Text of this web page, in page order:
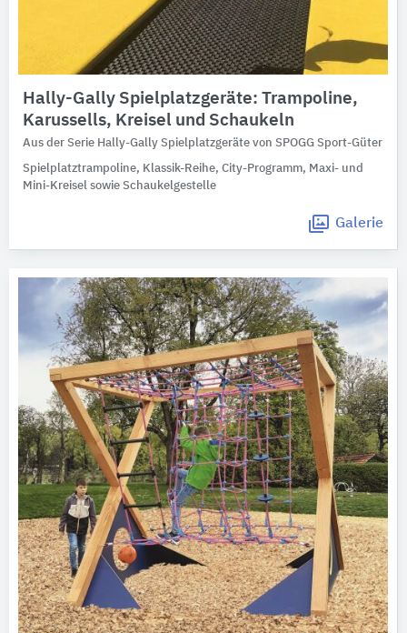
Hally-Gally Spielplatzgeräte: Trampoline,
Karussells, Kreisel und Schaukeln
Aus der Serie Hally-Gally Spielplatzgeräte von SPOGG Sport-Güter
Spielplatztrampoline, Klassik-Reihe, City-Programm, Maxi- und
Mini-Kreisel sowie Schaukelgestelle
Galerie